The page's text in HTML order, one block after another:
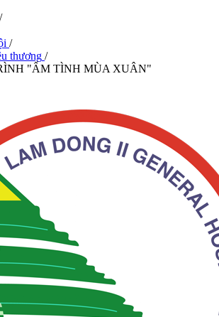
/
/
thương /
"ẤM TÌNH MÙA XUÂN"